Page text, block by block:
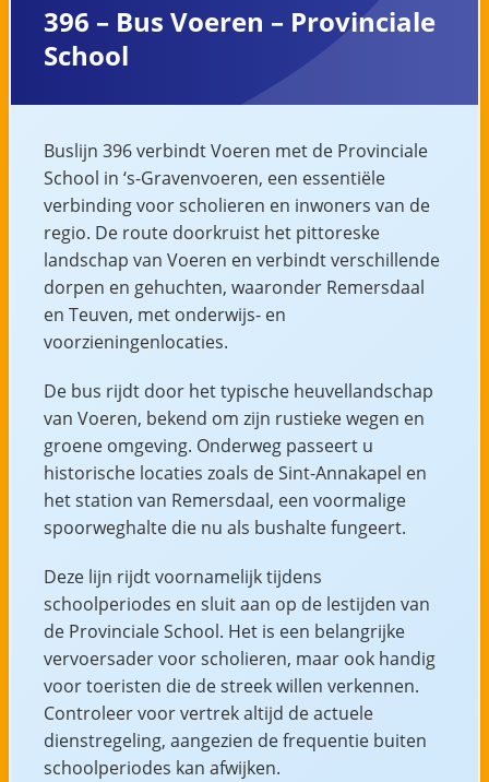
396 – Bus Voeren – Provinciale
School
Buslijn 396 verbindt Voeren met de Provinciale
School in ‘s-Gravenvoeren, een essentiële
verbinding voor scholieren en inwoners van de
regio. De route doorkruist het pittoreske
landschap van Voeren en verbindt verschillende
dorpen en gehuchten, waaronder Remersdaal
en Teuven, met onderwijs- en
voorzieningenlocaties.
De bus rijdt door het typische heuvellandschap
van Voeren, bekend om zijn rustieke wegen en
groene omgeving. Onderweg passeert u
historische locaties zoals de Sint-Annakapel en
het station van Remersdaal, een voormalige
spoorweghalte die nu als bushalte fungeert.
Deze lijn rijdt voornamelijk tijdens
schoolperiodes en sluit aan op de lestijden van
de Provinciale School. Het is een belangrijke
vervoersader voor scholieren, maar ook handig
voor toeristen die de streek willen verkennen.
Controleer voor vertrek altijd de actuele
dienstregeling, aangezien de frequentie buiten
schoolperiodes kan afwijken.